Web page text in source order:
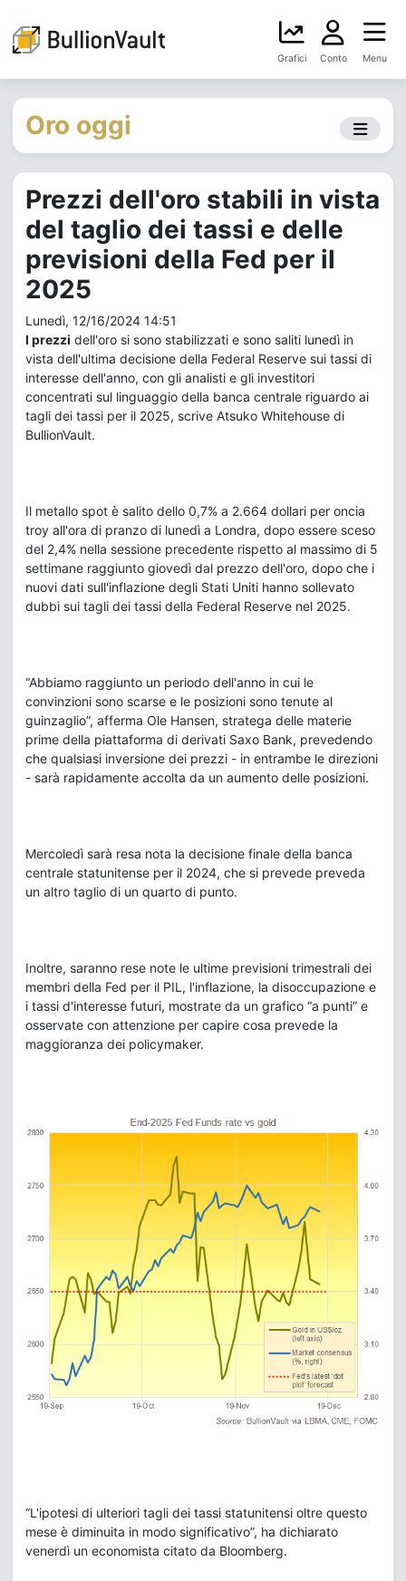
Grafici Conto Menu
Oro oggi
Prezzi dell'oro stabili in vista
del taglio dei tassi e delle
previsioni della Fed per il
2025
Lunedì, 12/16/2024 14:51
I prezzi dell'oro si sono stabilizzati e sono saliti lunedì in
vista dell'ultima decisione della Federal Reserve sui tassi di
interesse dell'anno, con gli analisti e gli investitori
concentrati sul linguaggio della banca centrale riguardo ai
tagli dei tassi per il 2025, scrive Atsuko Whitehouse di
BullionVault.
Il metallo spot è salito dello 0,7% a 2.664 dollari per oncia
troy all'ora di pranzo di lunedì a Londra, dopo essere sceso
del 2,4% nella sessione precedente rispetto al massimo di 5
settimane raggiunto giovedì dal prezzo dell'oro, dopo che i
nuovi dati sull'inflazione degli Stati Uniti hanno sollevato
dubbi sui tagli dei tassi della Federal Reserve nel 2025.
“Abbiamo raggiunto un periodo dell'anno in cui le
convinzioni sono scarse e le posizioni sono tenute al
guinzaglio”, afferma Ole Hansen, stratega delle materie
prime della piattaforma di derivati Saxo Bank, prevedendo
che qualsiasi inversione dei prezzi - in entrambe le direzioni
- sarà rapidamente accolta da un aumento delle posizioni.
Mercoledì sarà resa nota la decisione finale della banca
centrale statunitense per il 2024, che si prevede preveda
un altro taglio di un quarto di punto.
Inoltre, saranno rese note le ultime previsioni trimestrali dei
membri della Fed per il PIL, l'inflazione, la disoccupazione e
i tassi d'interesse futuri, mostrate da un grafico “a punti” e
osservate con attenzione per capire cosa prevede la
maggioranza dei policymaker.
“L'ipotesi di ulteriori tagli dei tassi statunitensi oltre questo
mese è diminuita in modo significativo”, ha dichiarato
venerdì un economista citato da Bloomberg.